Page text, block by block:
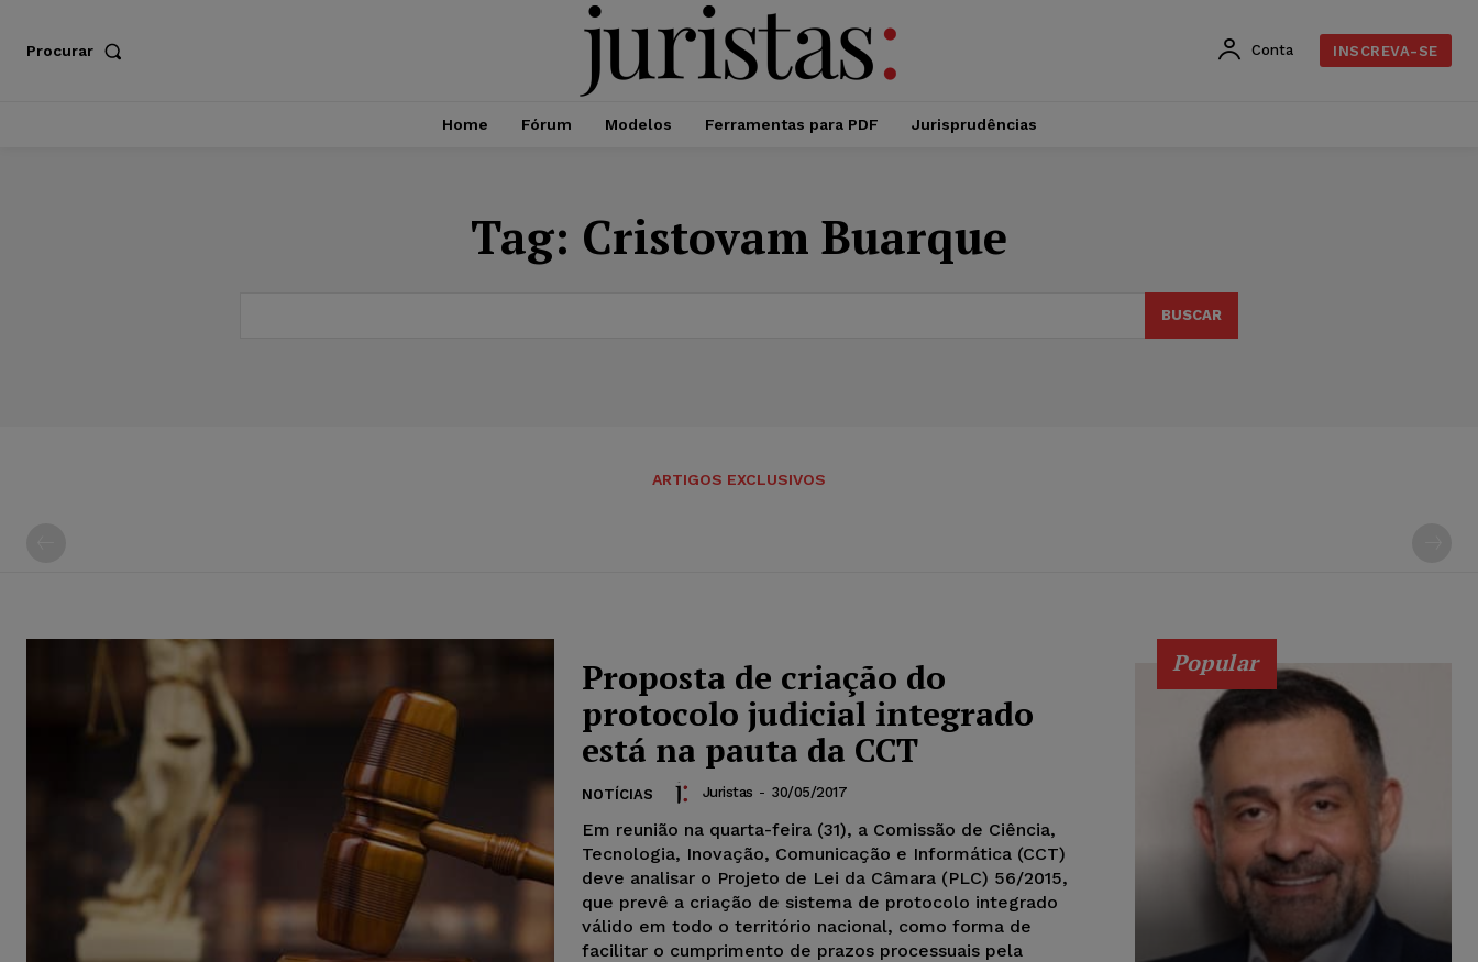
Procurar Conta INSCREVA-SE
Home Fórum Modelos Ferramentas para PDF Jurisprudências
Tag: Cristovam Buarque
BUSCAR
ARTIGOS EXCLUSIVOS
Proposta de criação do
protocolo judicial integrado
está na pauta da CCT
NOTÍCIAS Juristas - 30/05/2017
Em reunião na quarta-feira (31), a Comissão de Ciência,
Tecnologia, Inovação, Comunicação e Informática (CCT)
deve analisar o Projeto de Lei da Câmara (PLC) 56/2015,
que prevê a criação de sistema de protocolo integrado
válido em todo o território nacional, como forma de
facilitar o cumprimento de prazos processuais pela
Popular